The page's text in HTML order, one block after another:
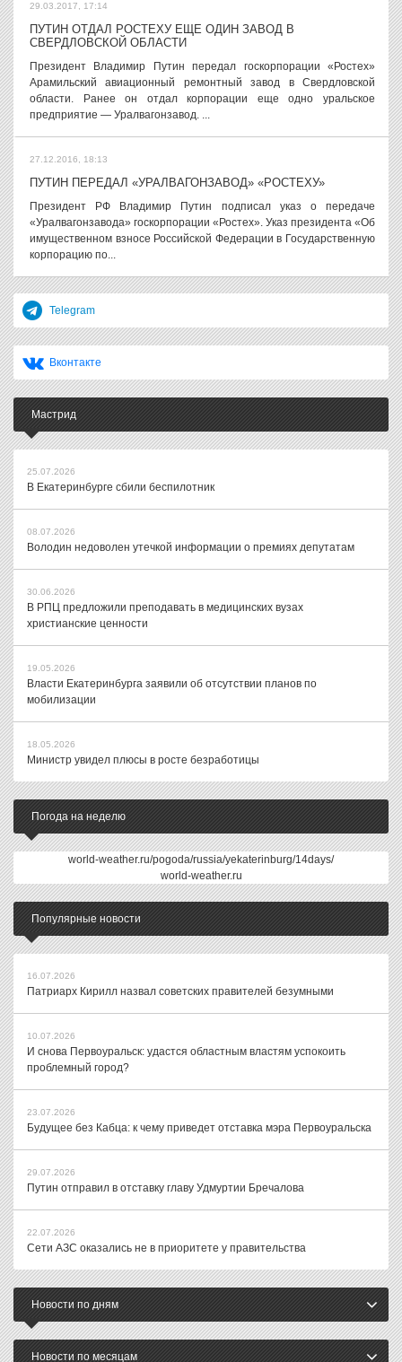
29.03.2017, 17:14
ПУТИН ОТДАЛ РОСТЕХУ ЕЩЕ ОДИН ЗАВОД В
СВЕРДЛОВСКОЙ ОБЛАСТИ
Президент Владимир Путин передал госкорпорации «Ростех»
Арамильский авиационный ремонтный завод в Свердловской
области. Ранее он отдал корпорации еще одно уральское
предприятие — Уралвагонзавод. ...
27.12.2016, 18:13
ПУТИН ПЕРЕДАЛ «УРАЛВАГОНЗАВОД» «РОСТЕХУ»
Президент РФ Владимир Путин подписал указ о передаче
«Уралвагонзавода» госкорпорации «Ростех». Указ президента «Об
имущественном взносе Российской Федерации в Государственную
корпорацию по...
Telegram
Вконтакте
Мастрид
25.07.2026
В Екатеринбурге сбили беспилотник
08.07.2026
Володин недоволен утечкой информации о премиях депутатам
30.06.2026
В РПЦ предложили преподавать в медицинских вузах
христианские ценности
19.05.2026
Власти Екатеринбурга заявили об отсутствии планов по
мобилизации
18.05.2026
Министр увидел плюсы в росте безработицы
Погода на неделю
world-weather.ru/pogoda/russia/yekaterinburg/14days/
world-weather.ru
Популярные новости
16.07.2026
Патриарх Кирилл назвал советских правителей безумными
10.07.2026
И снова Первоуральск: удастся областным властям успокоить
проблемный город?
23.07.2026
Будущее без Кабца: к чему приведет отставка мэра Первоуральска
29.07.2026
Путин отправил в отставку главу Удмуртии Бречалова
22.07.2026
Сети АЗС оказались не в приоритете у правительства
Новости по дням
Новости по месяцам